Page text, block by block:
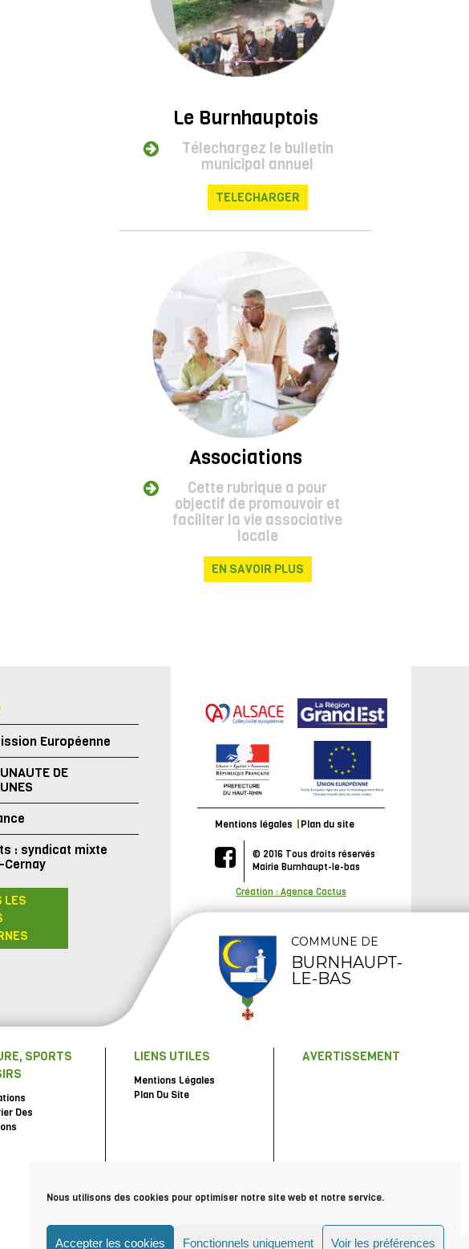
Nous utilisons des cookies pour optimiser notre site web et notre service.
Accepter les cookies Fonctionnels uniquement Voir les préférences
Le Burnhauptois
Télechargez le bulletin
municipal annuel
TELECHARGER
Associations
Cette rubrique a pour
objectif de promouvoir et
faciliter la vie associative
locale
EN SAVOIR PLUS
Européenne
DE
: syndicat mixte
Cernay
LES
Mentions légales Plan du site
© 2016 Tous droits réservés
Mairie Burnhaupt-le-bas
Création : Agence Cactus
COMMUNE DE
BURNHAUPT-
LE-BAS
SPORTS
Des
LIENS UTILES
Mentions Légales
Plan Du Site
AVERTISSEMENT